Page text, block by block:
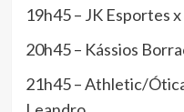
19h45 – JK Esportes
20h45 – Kássios
21h45 – Athletic/